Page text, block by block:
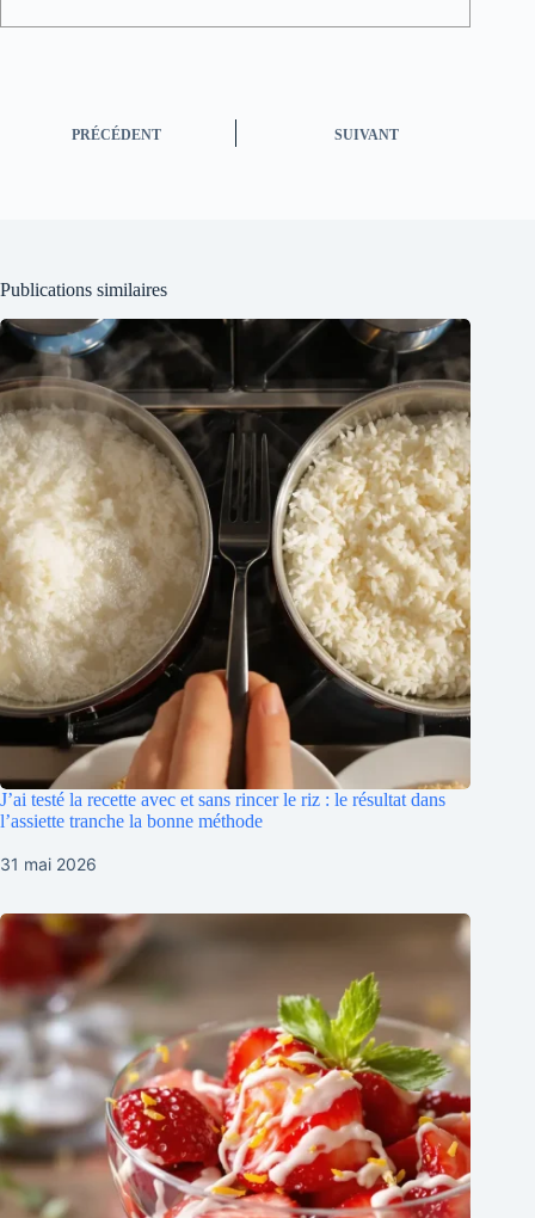
PRÉCÉDENT SUIVANT
Publications similaires
J’ai testé la recette avec et sans rincer le riz : le résultat dans
l’assiette tranche la bonne méthode
31 mai 2026